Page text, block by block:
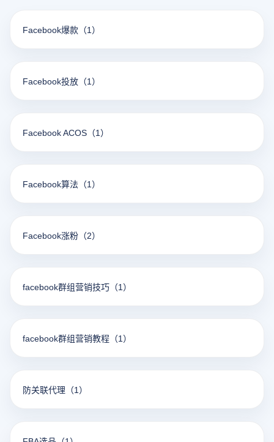
Facebook爆款 （1）
Facebook投放 （1）
Facebook ACOS （1）
Facebook算法 （1）
Facebook涨粉 （2）
facebook群组营销技巧 （1）
facebook群组营销教程 （1）
防关联代理 （1）